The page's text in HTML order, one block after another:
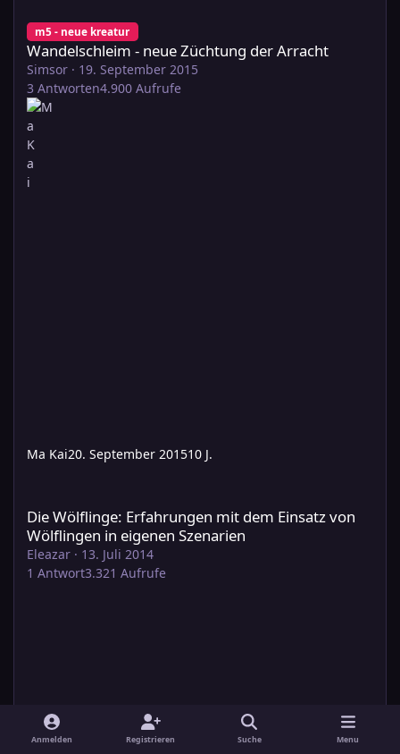
Wandelschleim - neue Züchtung der Arracht
m5 - neue kreatur
Wandelschleim - neue Züchtung der Arracht
Simsor · 19. September 2015
3 Antworten4.900 Aufrufe
Ma Kai20. September 201510 J.
Die Wölflinge: Erfahrungen mit dem Einsatz von
Wölflingen in eigenen Szenarien
Eleazar · 13. Juli 2014
1 Antwort3.321 Aufrufe
Anmelden Registrieren Suche Menu